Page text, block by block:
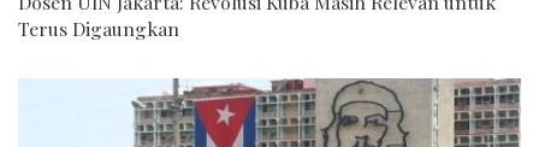
Terus Digaungkan